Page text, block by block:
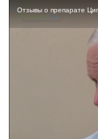
Отзывы о препарате